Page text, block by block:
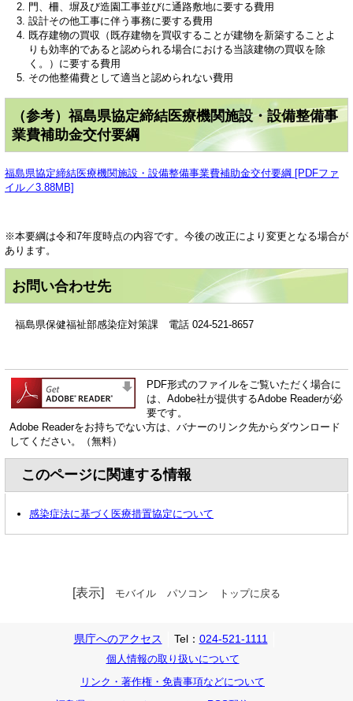
門、柵、塀及び造園工事並びに通路敷地に要する費用
設計その他工事に伴う事務に要する費用
既存建物の買収（既存建物を買収することが建物を新築することよ
りも効率的であると認められる場合における当該建物の買収を除
く。）に要する費用
その他整備費として適当と認められない費用
（参考）福島県協定締結医療機関施設・設備整備事
業費補助金交付要綱
福島県協定締結医療機関施設・設備整備事業費補助金交付要綱 [PDFファ
イル／3.88MB]
※本要綱は令和7年度時点の内容です。今後の改正により変更となる場合が
あります。
お問い合わせ先
福島県保健福祉部感染症対策課 電話 024-521-8657
PDF形式のファイルをご覧いただく場合に
は、Adobe社が提供するAdobe Readerが必
要です。
Adobe Readerをお持ちでない方は、バナーのリンク先からダウンロード
してください。（無料）
このページに関連する情報
感染症法に基づく医療措置協定について
[表示] モバイル パソコン トップに戻る
県庁へのアクセス Tel： 024-521-1111
個人情報の取り扱いについて
リンク・著作権・免責事項などについて